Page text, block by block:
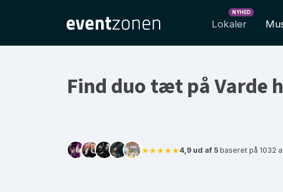
Lokaler
NYHED
Find duo tæt på Varde
★★★★★4,9 ud af 5 baseret på 1032